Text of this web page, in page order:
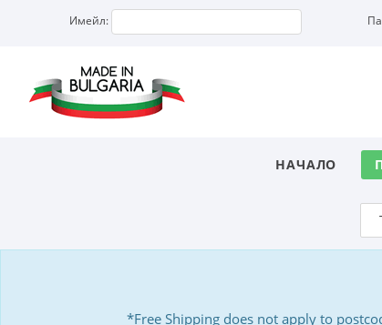
Имейл:
НАЧАЛО
*Free Shipping does not apply to